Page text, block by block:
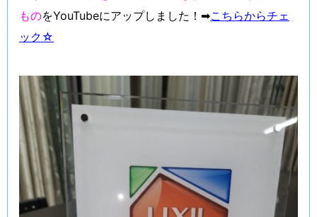
ものをYouTubeにアップしました！➡こちらからチェ
ック☆